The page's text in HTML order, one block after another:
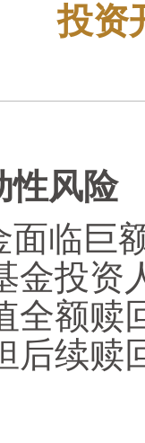
投资
性风险
面临巨
金投资
全额赎
后续赎